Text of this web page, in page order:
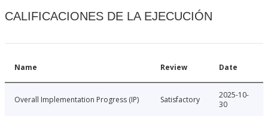
CALIFICACIONES DE LA EJECUCIÓN
Name Review Date
Overall Implementation Progress (IP) Satisfactory
2025-10-
30